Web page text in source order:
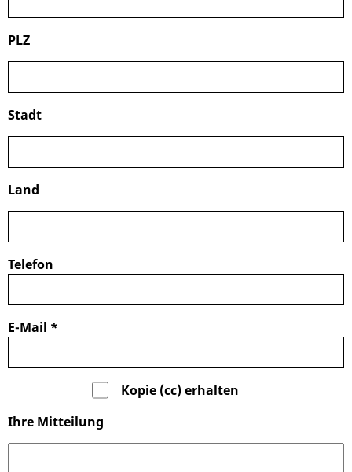
PLZ
Stadt
Land
Telefon
E-Mail *
Kopie (cc) erhalten
Ihre Mitteilung